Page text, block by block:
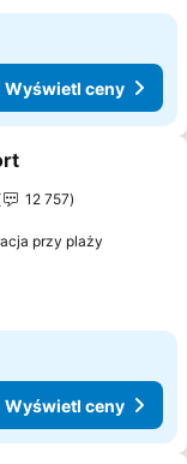
Wyświetl ceny
12 757
przy plaży
Wyświetl ceny